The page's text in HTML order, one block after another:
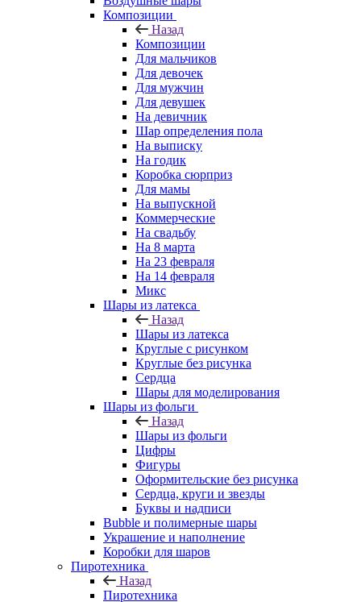
Композиции
Назад
Композиции
Для мальчиков
Для девочек
Для мужчин
Для девушек
На девичник
Шар определения пола
На выписку
На годик
Коробка сюрприз
Для мамы
На выпускной
Коммерческие
На свадьбу
На 8 марта
На 23 февраля
На 14 февраля
Микс
Шары из латекса
Назад
Шары из латекса
Круглые с рисунком
Круглые без рисунка
Сердца
Шары для моделирования
Шары из фольги
Назад
Шары из фольги
Цифры
Фигуры
Оформительские без рисунка
Сердца, круги и звезды
Буквы и надписи
Bubble и полимерные шары
Украшение и наполнение
Коробки для шаров
Пиротехника
Назад
Пиротехника